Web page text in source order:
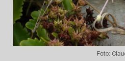
Foto: